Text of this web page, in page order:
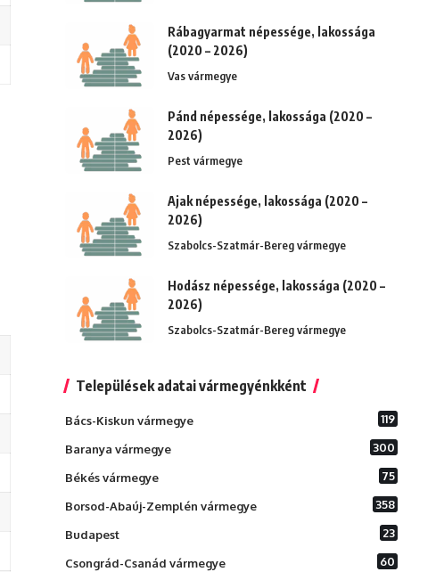
Rábagyarmat népessége, lakossága
(2020 – 2026)
Vas vármegye
Pánd népessége, lakossága (2020 –
2026)
Pest vármegye
Ajak népessége, lakossága (2020 –
2026)
Szabolcs-Szatmár-Bereg vármegye
Hodász népessége, lakossága (2020 –
2026)
Szabolcs-Szatmár-Bereg vármegye
Települések adatai vármegyénkként
Bács-Kiskun vármegye 119
Baranya vármegye 300
Békés vármegye 75
Borsod-Abaúj-Zemplén vármegye 358
Budapest 23
Csongrád-Csanád vármegye 60